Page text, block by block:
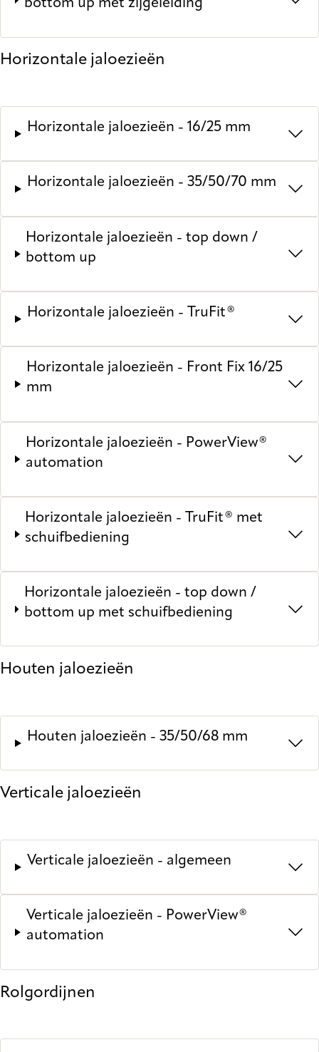
bottom up met zijgeleiding
Horizontale jaloezieën
Horizontale jaloezieën - 16/25 mm
Horizontale jaloezieën - 35/50/70 mm
Horizontale jaloezieën - top down /
bottom up
Horizontale jaloezieën - TruFit®
Horizontale jaloezieën - Front Fix 16/25
mm
Horizontale jaloezieën - PowerView®
automation
Horizontale jaloezieën - TruFit® met
schuifbediening
Horizontale jaloezieën - top down /
bottom up met schuifbediening
Houten jaloezieën
Houten jaloezieën - 35/50/68 mm
Verticale jaloezieën
Verticale jaloezieën - algemeen
Verticale jaloezieën - PowerView®
automation
Rolgordijnen